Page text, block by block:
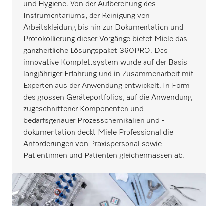
und Hygiene. Von der Aufbereitung des
Instrumentariums, der Reinigung von
Arbeitskleidung bis hin zur Dokumentation und
Protokollierung dieser Vorgänge bietet Miele das
ganzheitliche Lösungspaket 360PRO. Das
innovative Komplettsystem wurde auf der Basis
langjähriger Erfahrung und in Zusammenarbeit mit
Experten aus der Anwendung entwickelt. In Form
des grossen Geräteportfolios, auf die Anwendung
zugeschnittener Komponenten und
bedarfsgenauer Prozesschemikalien und -
dokumentation deckt Miele Professional die
Anforderungen von Praxispersonal sowie
Patientinnen und Patienten gleichermassen ab.